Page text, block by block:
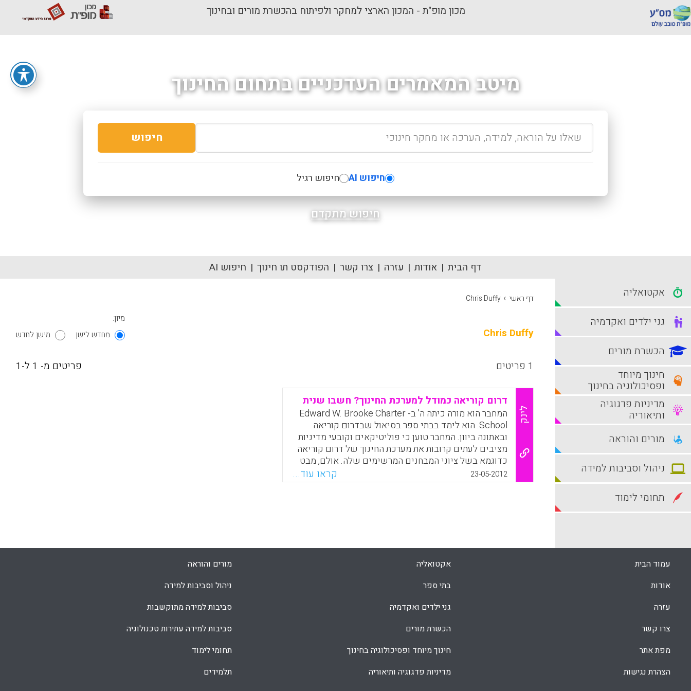
מכון מופ"ת - המכון הארצי למחקר ולפיתוח בהכשרת מורים ובחינוך
מיטב המאמרים העדכניים בתחום החינוך
חיפוש
חיפוש AI חיפוש רגיל
חיפוש מתקדם
דף הבית אודות עזרה צרו קשר הפודקסט תו חינוך חיפוש AI
דף ראשי ›
Chris Duffy
Chris Duffy
מיון:
מחדש לישן
מישן לחדש
1 פריטים פריטים מ- 1 ל-1
לינק
דרום קוריאה כמודל למערכת החינוך? חשבו שנית
המחבר הוא מורה כיתה ה' ב- Edward W. Brooke Charter
School. הוא לימד בבתי ספר בסיאול שבדרום קוריאה
ובאתונה ביוון. המחבר טוען כי פוליטיקאים וקובעי מדיניות
מציבים לעתים קרובות את מערכת החינוך של דרום קוריאה
כדוגמא בשל ציוני המבחנים המרשימים שלה. אולם, מבט
מקרוב מראה שהחינוך בדרום קוריאה אינו המודל הטוב
ביותר אחרי הכול (Duffy, 2012).
23-05-2012 קראו עוד...
אקטואליה
גני ילדים ואקדמיה
הכשרת מורים
חינוך מיוחד
ופסיכולוגיה בחינוך
מדיניות פדגוגיה
ותיאוריה
מורים והוראה
ניהול וסביבות למידה
תחומי לימוד
עמוד הבית
אודות
עזרה
צרו קשר
מפת אתר
הצהרת נגישות
אקטואליה
בתי ספר
גני ילדים ואקדמיה
הכשרת מורים
חינוך מיוחד ופסיכולוגיה בחינוך
מדיניות פדגוגיה ותיאוריה
מורים והוראה
ניהול וסביבות למידה
סביבות למידה מתוקשבות
סביבות למידה עתירות טכנולוגיה
תחומי לימוד
תלמידים